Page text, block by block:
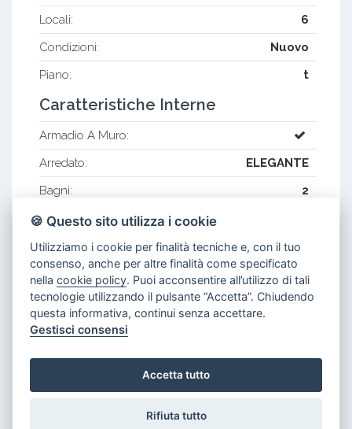
Locali:
6
Condizioni:
Nuovo
Piano:
t
Caratteristiche Interne
Armadio A Muro:
Arredato:
ELEGANTE
Bagni:
2
Cabina Armadio:
Camere:
2 MATRIMONIALI
Corridoio:
Cucina:
Abitabile
Disimpegno:
Doppi Vetri:
🍪 Questo sito utilizza i cookie
Utilizziamo i cookie per finalità tecniche e, con il tuo
consenso, anche per altre finalità come specificato
nellacookie policy. Puoi acconsentire all’utilizzo di tali
tecnologie utilizzando il pulsante “Accetta”. Chiudendo
questa informativa, continui senza accettare.
Gestisci consensi
Accetta tutto
Rifiuta tutto